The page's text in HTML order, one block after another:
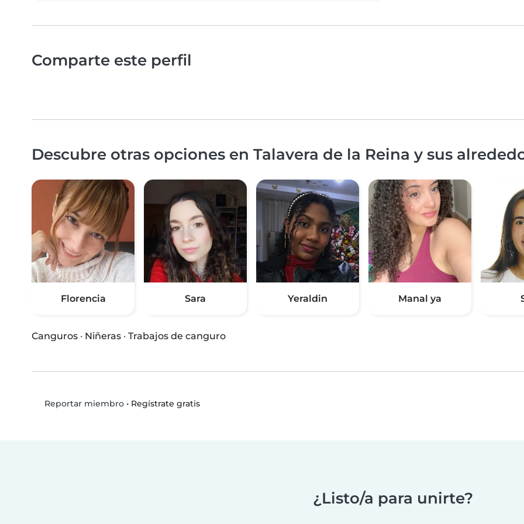
Comparte este perfil
Descubre otras opciones en Talavera de la Reina y sus
Florencia Sara Yeraldin Manal ya
Canguros · Niñeras · Trabajos de canguro
Reportar miembro• Regístrate gratis
¿Listo/a para unirte?